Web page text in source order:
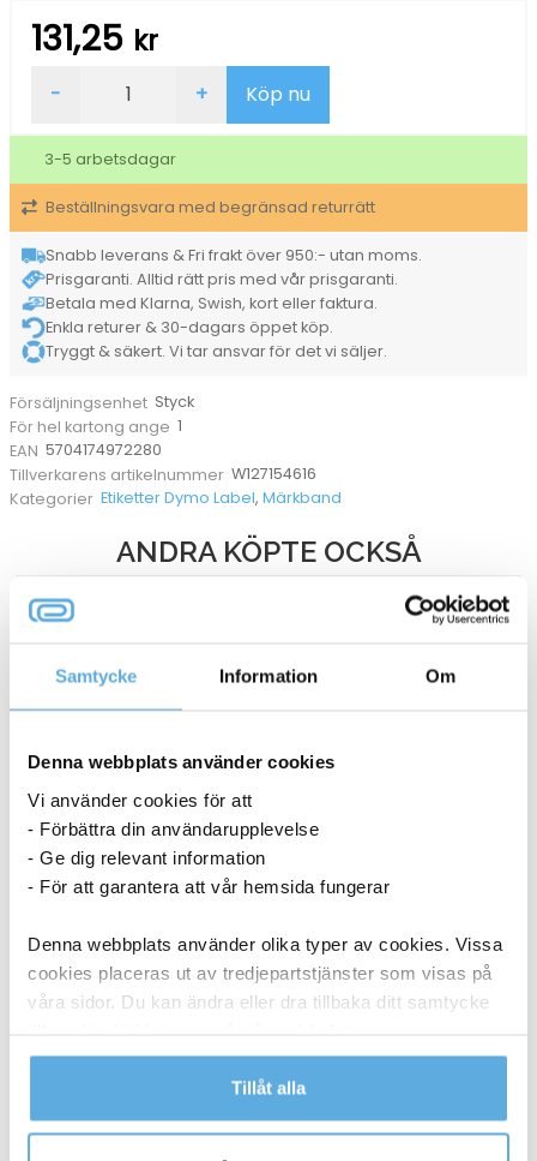
Samtycke Information Om
Denna webbplats använder cookies
Vi använder cookies för att
- Förbättra din användarupplevelse
- Ge dig relevant information
- För att garantera att vår hemsida fungerar
Denna webbplats använder olika typer av cookies. Vissa
cookies placeras ut av tredjepartstjänster som visas på
våra sidor. Du kan ändra eller dra tillbaka ditt samtycke
Läs mer i vår integritetspolicy om vilka vi är, hur du
kontaktar oss och på vilket sätt vi behandlar
Tillåt alla
131,25 kr
Kompatibel
D1
Extra
Stark
Svart/Vit
12mm
x
5,5m
mängd
- + Köp nu
3-5 arbetsdagar
Beställningsvara med begränsad returrätt
Snabb leverans & Fri frakt över 950:- utan moms.
Prisgaranti. Alltid rätt pris med vår prisgaranti.
Betala med Klarna, Swish, kort eller faktura.
Enkla returer & 30-dagars öppet köp.
Tryggt & säkert. Vi tar ansvar för det vi säljer.
Försäljningsenhet Styck
För hel kartong ange 1
EAN 5704174972280
Tillverkarens artikelnummer W127154616
Kategorier Etiketter Dymo Label,Märkband
ANDRA KÖPTE OCKSÅ
Märkband Dymo Letra tag vit